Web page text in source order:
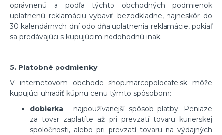
oprávnenú a podľa týchto obchodných podmienok
uplatnenú reklamáciu vybaviť bezodkladne, najneskôr do
30 kalendárnych dní odo dňa uplatnenia reklamácie, pokiaľ
sa predávajúci s kupujúcim nedohodnú inak.
5. Platobné podmienky
V internetovom obchode shop.marcopolocafe.sk môže
kupujúci uhradiť kúpnu cenu týmto spôsobom:
dobierka - najpoužívanejší spôsob platby. Peniaze
za tovar zaplatíte až pri prevzatí tovaru kurierskej
spoločnosti, alebo pri prevzatí tovaru na výdajných